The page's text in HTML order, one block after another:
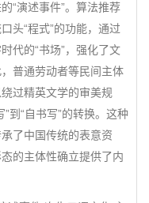
“演述事件”。算法推荐
头“程式”的功能，通过
代的“书场”，强化了文
普通劳动者等民间主体
过精英文学的审美规
到“自书写”的转换。这种
了中国传统的表意资
的主体性确立提供了内